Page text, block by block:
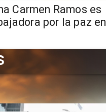
Carmen Ramos es
por la paz en